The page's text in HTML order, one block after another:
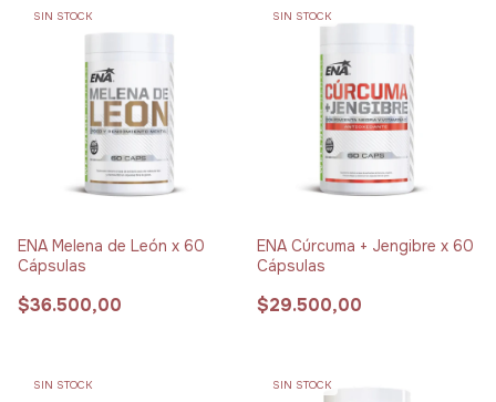
SIN STOCK
ENA Melena de León x 60
Cápsulas
$36.500,00
SIN STOCK
ENA Cúrcuma + Jengibre x 60
Cápsulas
$29.500,00
SIN STOCK SIN STOCK